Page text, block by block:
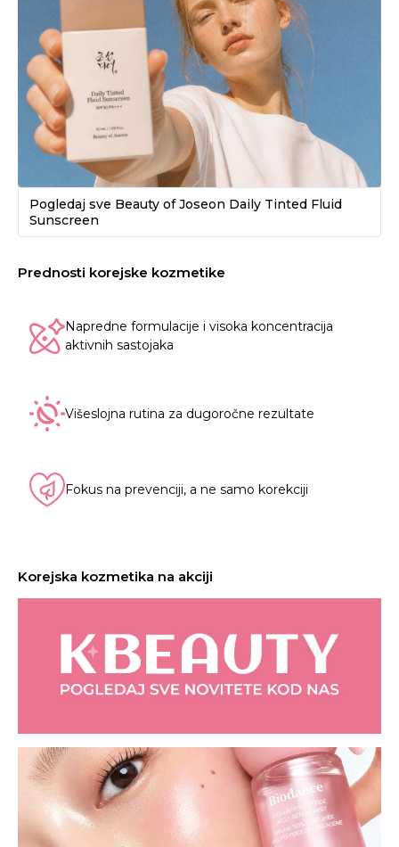
Pogledaj sve Beauty of Joseon Daily Tinted Fluid
Sunscreen
Prednosti korejske kozmetike
Napredne formulacije i visoka koncentracija
aktivnih sastojaka
Višeslojna rutina za dugoročne rezultate
Fokus na prevenciji, a ne samo korekciji
Korejska kozmetika na akciji